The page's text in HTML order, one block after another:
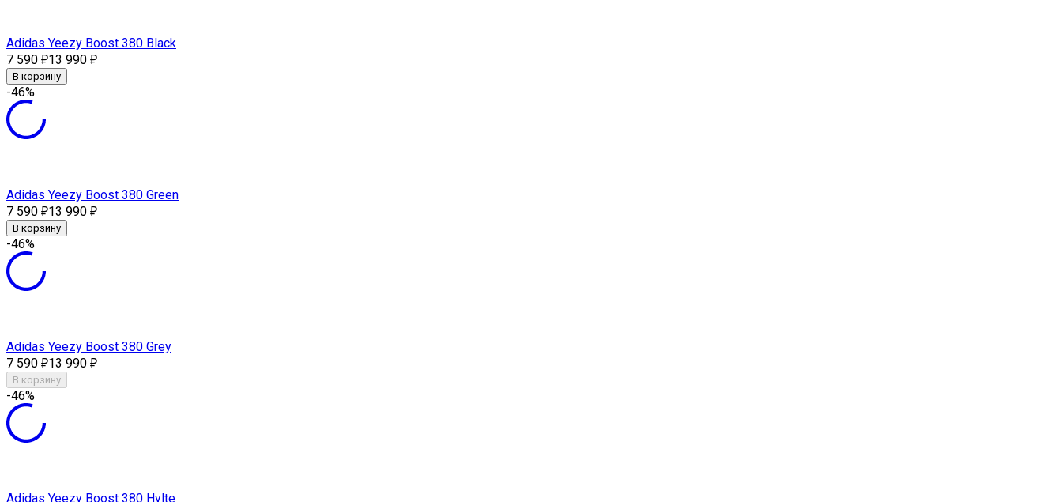
Adidas Yeezy Boost 380 Black
7 590 ₽13 990 ₽
В корзину
-46%
Adidas Yeezy Boost 380 Green
7 590 ₽13 990 ₽
В корзину
-46%
Adidas Yeezy Boost 380 Grey
7 590 ₽13 990 ₽
В корзину
-46%
Adidas Yeezy Boost 380 Hylte